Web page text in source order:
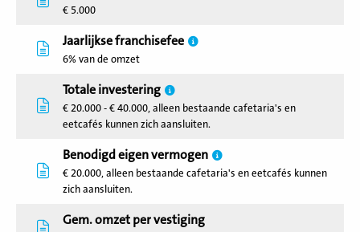
€ 5.000
Jaarlijkse franchisefee
6% van de omzet
Totale investering
€ 20.000 - € 40.000, alleen bestaande cafetaria's en
eetcafés kunnen zich aansluiten.
Benodigd eigen vermogen
€ 20.000, alleen bestaande cafetaria's en eetcafés kunnen
zich aansluiten.
Gem. omzet per vestiging